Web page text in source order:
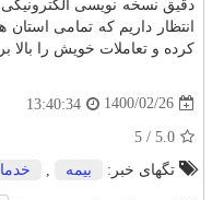
دقیق نسخه نویسی
انتظار داریم که تمامی
کرده و تعاملات خویش را بالا
1400/02/26
13:40:34
5.0
/
5
تگهای خبر:
بیمه